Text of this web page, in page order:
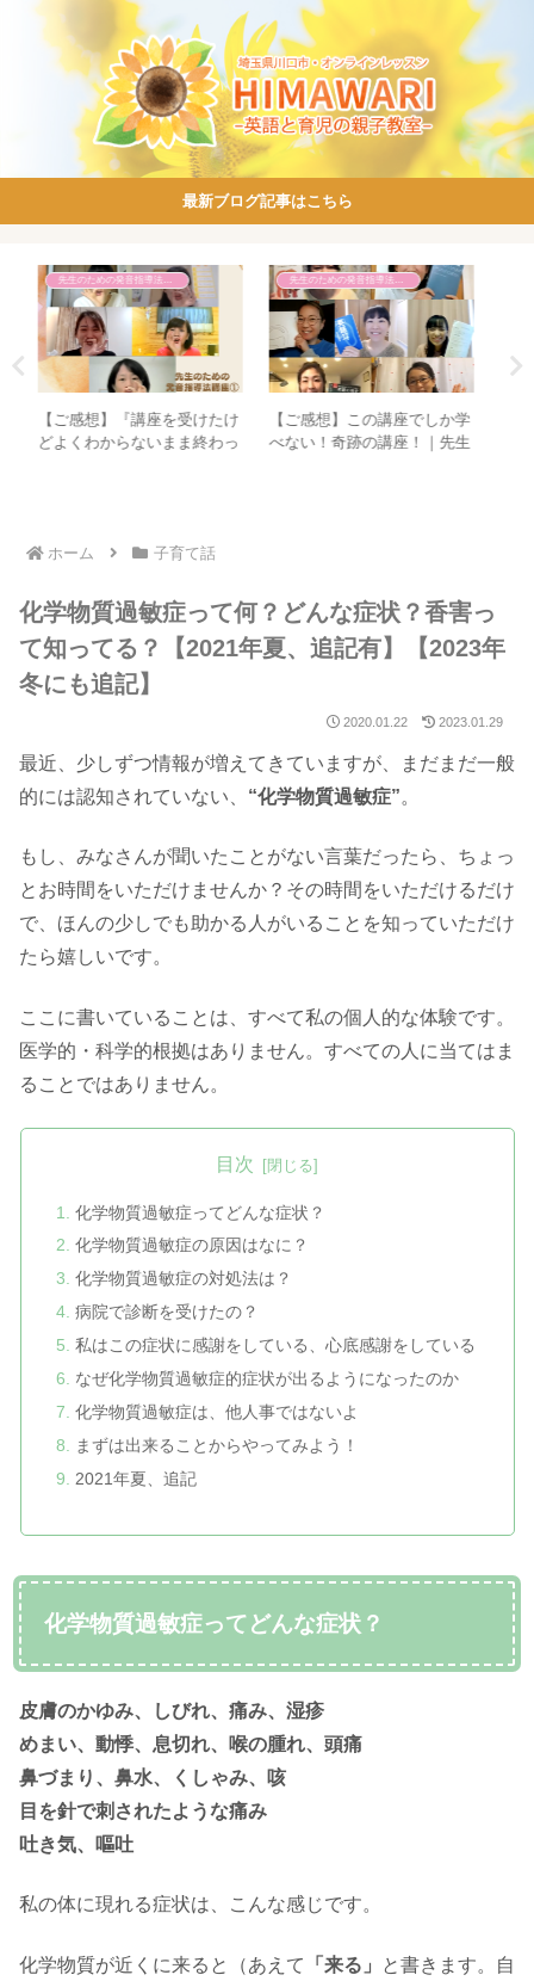
最新ブログ記事はこちら
親子英語レッスン
なんのための親子英語レッス
ンだろう？？
60分で英語の音の基本を学ぼ
う！【いってみよう英語の音
ホーム 子育て話
化学物質過敏症って何？どんな症状？香害っ
て知ってる？【2021年夏、追記有】【2023年
冬にも追記】
2020.01.22 2023.01.29
最近、少しずつ情報が増えてきていますが、まだまだ一般
的には認知されていない、 “化学物質過敏症”。
もし、みなさんが聞いたことがない言葉だったら、ちょっ
とお時間をいただけませんか？その時間をいただけるだけ
で、ほんの少しでも助かる人がいることを知っていただけ
たら嬉しいです。
ここに書いていることは、すべて私の個人的な体験です。
医学的・科学的根拠はありません。すべての人に当てはま
ることではありません。
目次
化学物質過敏症ってどんな症状？
化学物質過敏症の原因はなに？
化学物質過敏症の対処法は？
病院で診断を受けたの？
私はこの症状に感謝をしている、心底感謝をしている
なぜ化学物質過敏症的症状が出るようになったのか
化学物質過敏症は、他人事ではないよ
まずは出来ることからやってみよう！
2021年夏、追記
化学物質過敏症ってどんな症状？
皮膚のかゆみ、しびれ、痛み、湿疹
めまい、動悸、息切れ、喉の腫れ、頭痛
鼻づまり、鼻水、くしゃみ、咳
目を針で刺されたような痛み
吐き気、嘔吐
私の体に現れる症状は、こんな感じです。
化学物質が近くに来ると（あえて 「来る」
と書きます。自